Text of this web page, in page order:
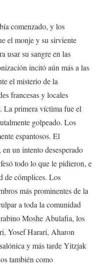
comenzado, y los
el monje y su sirviente
usar su sangre en las
incitó aún más a las
el misterio de la
francesas y locales
La primera víctima fue el
golpeado. Los
espantosos. El
un intento desesperado
todo lo que le pidieron, e
de cómplices. Los
más prominentes de la
a toda la comunidad
Moshe Abulafia, los
Yosef Harari, Aharon
y más tarde Yitzjak
también como